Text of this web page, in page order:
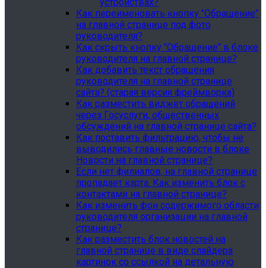
Как переименовать кнопку "Обращение"
на главной странице под фото
руководителя?
Как скрыть кнопку "Обращение" в блоке
руководителя на главной странице?
Как добавить текст обращения
руководителя на главной странице
сайта? (старая версия фреймворка)
Как разместить виджет обращений
через Госуслуги, общественных
обсуждений на главной странице сайта?
Как поставить фильтрацию, чтобы не
выводились главные новости в блоке
Новости на главной странице?
Если нет филиалов, на главной странице
пропадает карта. Как изменить блок с
контактами на главной странице?
Как изменить фон содержимого области
руководителя организации на главной
странице?
Как разместить блок новостей на
главной странице в виде слайдера
картинок со ссылкой на детальную